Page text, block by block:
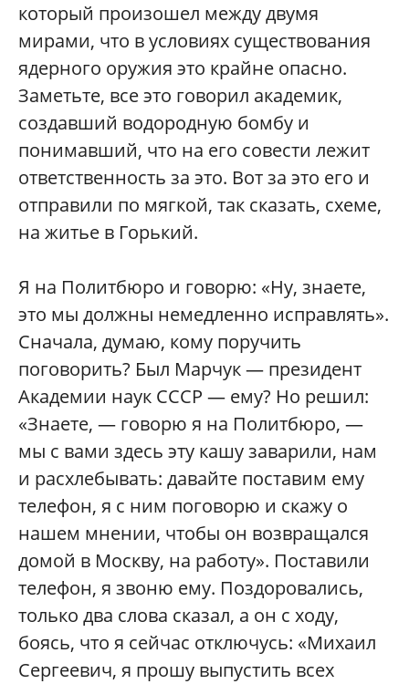
который произошел между двумя
мирами, что в условиях существования
ядерного оружия это крайне опасно.
Заметьте, все это говорил академик,
создавший водородную бомбу и
понимавший, что на его совести лежит
ответственность за это. Вот за это его и
отправили по мягкой, так сказать, схеме,
на житье в Горький.
Я на Политбюро и говорю: «Ну, знаете,
это мы должны немедленно исправлять».
Сначала, думаю, кому поручить
поговорить? Был Марчук — президент
Академии наук СССР — ему? Но решил:
«Знаете, — говорю я на Политбюро, —
мы с вами здесь эту кашу заварили, нам
и расхлебывать: давайте поставим ему
телефон, я с ним поговорю и скажу о
нашем мнении, чтобы он возвращался
домой в Москву, на работу». Поставили
телефон, я звоню ему. Поздоровались,
только два слова сказал, а он с ходу,
боясь, что я сейчас отключусь: «Михаил
Сергеевич, я прошу выпустить всех